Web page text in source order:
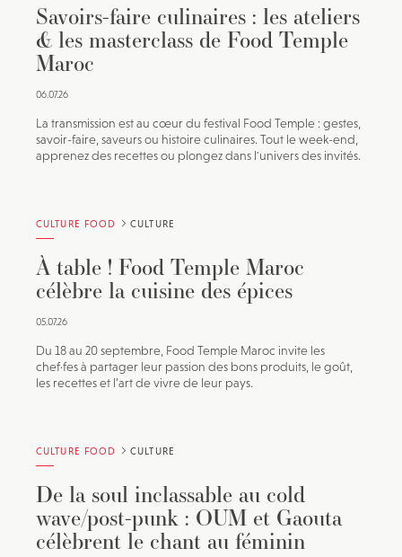
Savoirs-faire culinaires : les ateliers
& les masterclass de Food Temple
Maroc
06.07.26
La transmission est au cœur du festival Food Temple : gestes,
savoir-faire, saveurs ou histoire culinaires. Tout le week-end,
apprenez des recettes ou plongez dans l'univers des invités.
CULTURE FOOD CULTURE
À table ! Food Temple Maroc
célèbre la cuisine des épices
05.07.26
Du 18 au 20 septembre, Food Temple Maroc invite les
chef·fes à partager leur passion des bons produits, le goût,
les recettes et l’art de vivre de leur pays.
CULTURE FOOD CULTURE
De la soul inclassable au cold
wave/post-punk : OUM et Gaouta
célèbrent le chant au féminin